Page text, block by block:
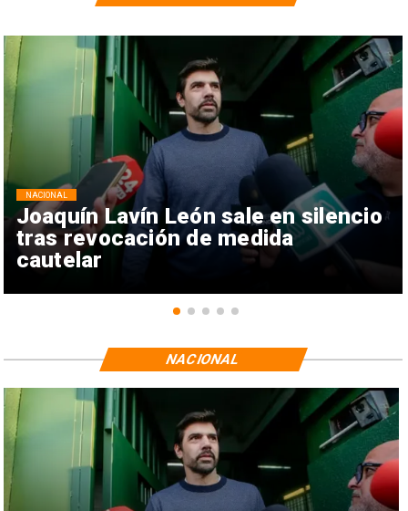
Joaquín Lavín León sale en silencio
tras revocación de medida
cautelar
NACIONAL
NACIONAL